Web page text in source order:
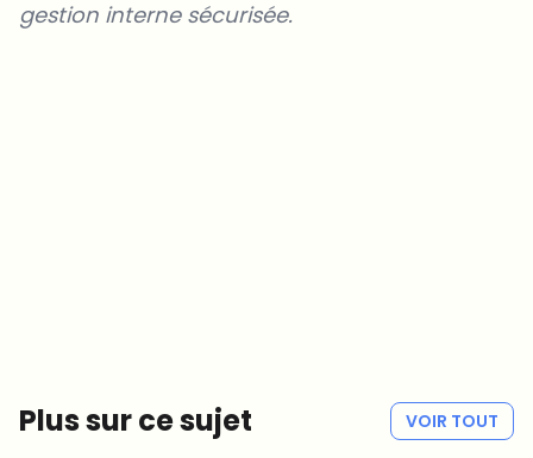
gestion interne sécurisée.
Plus sur ce sujet VOIR TOUT